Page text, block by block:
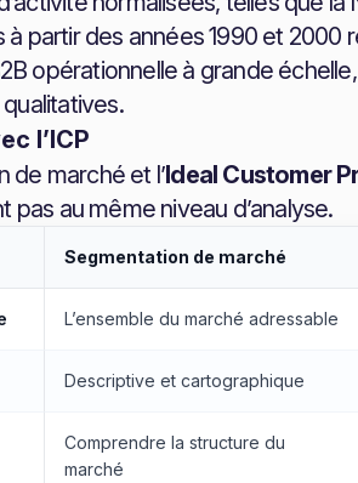
à partir des années 1990 et
opérationnelle à grande
l’ICP
de marché et l’Ideal Customer
pas au même niveau d’analyse.
Segmentation de marché
L’ensemble du marché adressable
Descriptive et cartographique
Comprendre la structure du
marché